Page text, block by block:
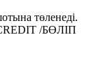
төленеді.
/БӨЛІП